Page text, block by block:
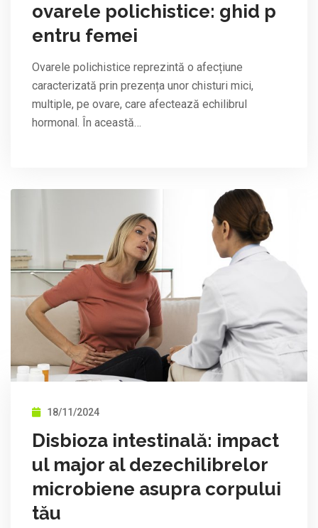
ovarele polichistice: ghid p
entru femei
Ovarele polichistice reprezintă o afecțiune
caracterizată prin prezența unor chisturi mici,
multiple, pe ovare, care afectează echilibrul
hormonal. În această…
18/11/2024
Disbioza intestinală: impact
ul major al dezechilibrelor
microbiene asupra corpului
tău